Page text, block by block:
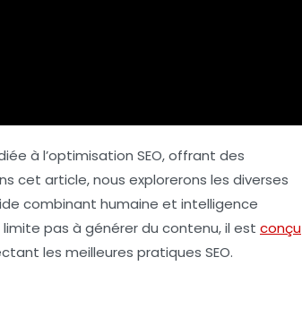
à l’optimisation SEO, offrant des
cet article, nous explorerons les diverses
combinant humaine et intelligence
pas à générer du contenu, il est conçu
les meilleures pratiques SEO.